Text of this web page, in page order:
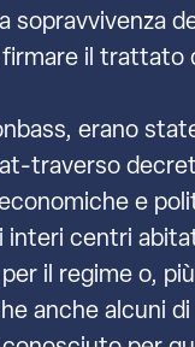
sopravvivenza
il
erano
traverso
e
centri
il regime o,
anche alcuni